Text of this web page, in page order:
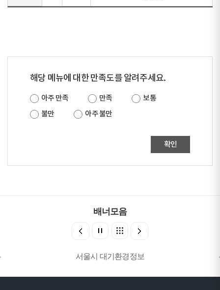
해당 메뉴에 대한 만족도를 알려주세요.
아주 만족 만족
보통
불만
아주 불만
확인
배너모음
서울시 대기환경정보